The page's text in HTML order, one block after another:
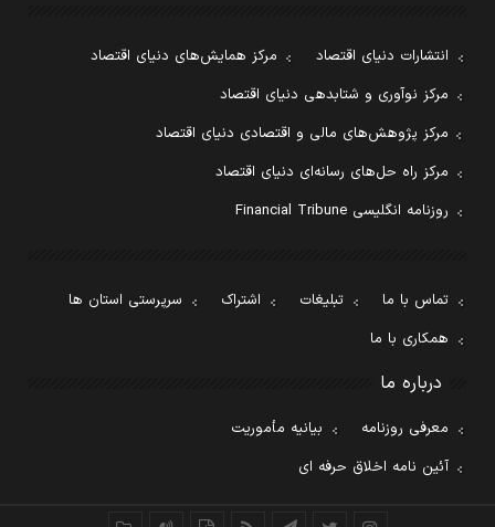
انتشارات دنیای اقتصاد
مرکز همایش‌های دنیای اقتصاد
مرکز نوآوری و شتابدهی دنیای اقتصاد
مرکز پژوهش‌های مالی و اقتصادی دنیای اقتصاد
مرکز راه حل‌های رسانه‌ای دنیای اقتصاد
روزنامه انگلیسی Financial Tribune
تماس با ما تبلیغات اشتراک
سرپرستی استان ها
همکاری با ما
درباره ما
معرفی روزنامه
بیانیه مأموریت
آئین نامه اخلاق حرفه ای